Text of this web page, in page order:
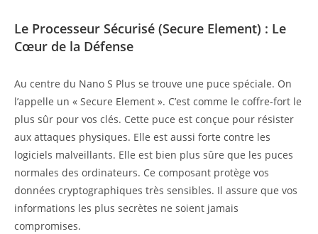
Le Processeur Sécurisé (Secure Element) : Le
Cœur de la Défense
Au centre du Nano S Plus se trouve une puce spéciale. On
l’appelle un « Secure Element ». C’est comme le coffre-fort le
plus sûr pour vos clés. Cette puce est conçue pour résister
aux attaques physiques. Elle est aussi forte contre les
logiciels malveillants. Elle est bien plus sûre que les puces
normales des ordinateurs. Ce composant protège vos
données cryptographiques très sensibles. Il assure que vos
informations les plus secrètes ne soient jamais
compromises.